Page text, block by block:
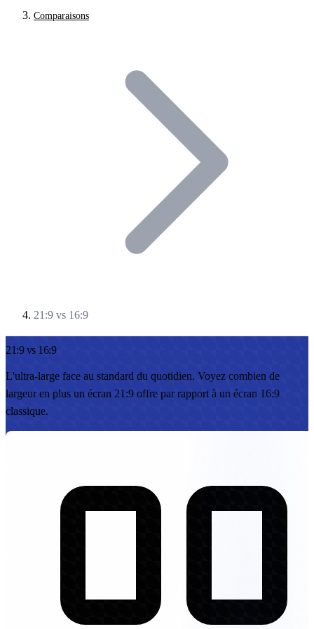
Comparaisons
21:9 vs 16:9
21:9 vs 16:9
L'ultra-large face au standard du quotidien. Voyez combien de
largeur en plus un écran 21:9 offre par rapport à un écran 16:9
classique.